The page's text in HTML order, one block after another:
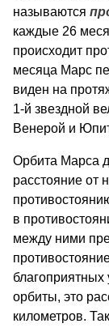
называются
каждые 26
происходит
месяца Марс
виден на
1-й звездной
Венерой и
Орбита Марса
расстояние от
в
между ними
благоприятных
орбиты, это
километров.